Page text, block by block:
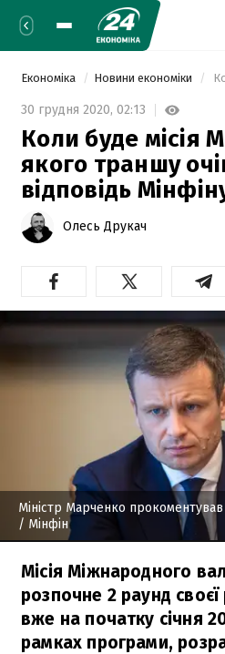
Економіка Новини економіки
30 грудня 2020, 02:13
Коли буде місія
якого траншу
відповідь
Олесь Друкач
Міністр Марченко
/ Мінфін
Місія Міжнародного
розпочне 2 раунд
вже на початку січня
рамках програми,